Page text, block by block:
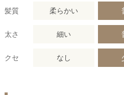
髪質 柔らかい
太さ 細い
クセ なし